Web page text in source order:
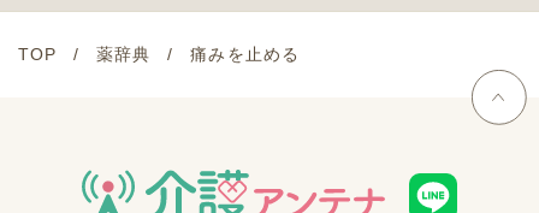
TOP 薬辞典 痛みを止める